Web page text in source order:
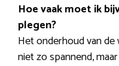
Hoe vaak moet ik
plegen?
Het onderhoud van
niet zo spannend,